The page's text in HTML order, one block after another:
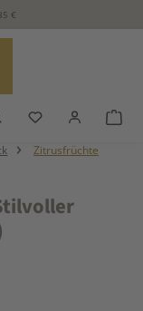
€
anzeigen
Du hast 0
Zitrusfrüchte